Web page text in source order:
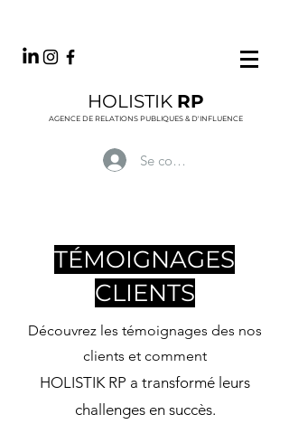
HOLISTIK RP
AGENCE DE RELATIONS PUBLIQUES & D'INFLUENCE
Se connecter
TÉMOIGNAGES
CLIENTS
Découvrez les témoignages des nos
clients et comment
HOLISTIK RP a transformé leurs
challenges en succès.